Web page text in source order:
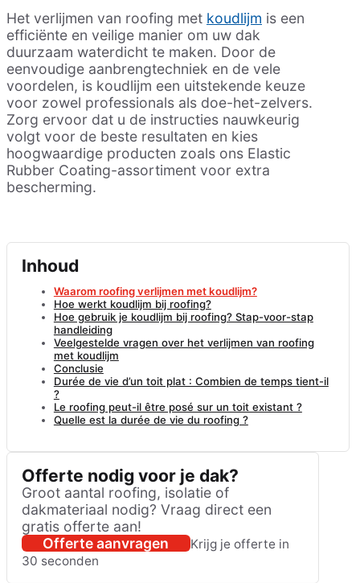
Het verlijmen van roofing met koudlijm is een
efficiënte en veilige manier om uw dak
duurzaam waterdicht te maken. Door de
eenvoudige aanbrengtechniek en de vele
voordelen, is koudlijm een uitstekende keuze
voor zowel professionals als doe-het-zelvers.
Zorg ervoor dat u de instructies nauwkeurig
volgt voor de beste resultaten en kies
hoogwaardige producten zoals ons Elastic
Rubber Coating-assortiment voor extra
bescherming.
Inhoud
Waarom roofing verlijmen met koudlijm?
Hoe werkt koudlijm bij roofing?
Hoe gebruik je koudlijm bij roofing? Stap-voor-stap
handleiding
Veelgestelde vragen over het verlijmen van roofing
met koudlijm
Conclusie
Durée de vie d’un toit plat : Combien de temps tient-il
?
Le roofing peut-il être posé sur un toit existant ?
Quelle est la durée de vie du roofing ?
Offerte nodig voor je dak?
Groot aantal roofing, isolatie of
dakmateriaal nodig? Vraag direct een
gratis offerte aan!
Offerte aanvragen
Krijg je offerte in
30 seconden